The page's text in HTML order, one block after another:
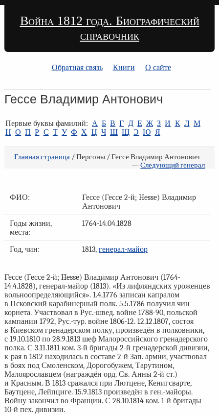
Война 1812 года. Биографический
справочник
Обратная связь Книги О сайте
Гессе Владимир Антонович
Первые буквы фамилий: А Б В Г Д Е Ж З И К Л М
Н О П Р С Т У Ф Х Ц Ч Ш Щ Э Ю Я
Главная страница/ Персоны / Гессе Владимир Антонович
—Следующий генерал
ФИО:
Гессе (Гессе 2-й; Hesse) Владимир
Антонович
Годы жизни,
места:
1764-14.04.1828
Год, чин: 1813, генерал-майор
Гессе (Гессе 2-й; Hesse) Владимир Антонович (1764-
14.4.1828), генерал-майор (1813). «Из лифляндских уроженцев
вольноопределяющийся». 1.4.1776 записан капралом
в Псковский карабинерный полк. 5.5.1786 получил чин
корнета. Участвовал в Рус.-швед. войне 1788-90, польской
кампании 1792, Рус.-тур. войне 1806-12. 12.12.1807, состоя
в Киевском гренадерском полку, произведён в полковники,
с 19.10.1810 по 28.9.1813 шеф Малороссийского гренадерского
полка. С 3.11.1811 ком. 3-й бригады 2-й гренадерской дивизии,
к-рая в 1812 находилась в составе 2-й Зап. армии, участвовал
в боях под Смоленском, Дорогобужем, Тарутином,
Малоярославцем (награждён орд. Св. Анны 2-й ст.)
и Красным. В 1813 сражался при Лютцене, Кенигсварте,
Баутцене, Лейпциге. 15.9.1813 произведён в ген.-майоры.
Войну закончил во Франции. С 28.10.1814 ком. 1-й бригады
10-й пех. дивизии.